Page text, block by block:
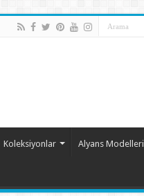
Koleksiyonlar Alyans Modelleri